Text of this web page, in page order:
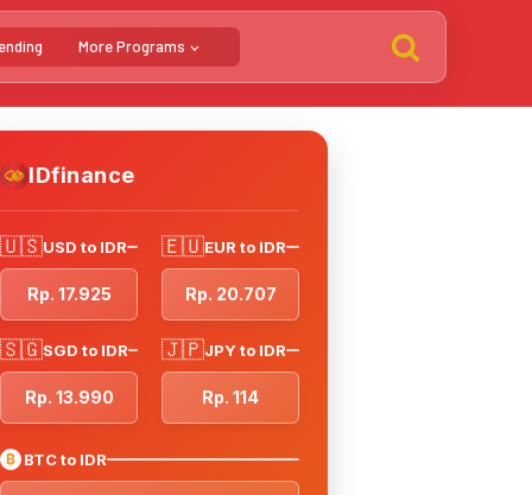
More Programs
IDfinance
🇺🇸USD to IDR
Rp. 17.925
🇪🇺EUR to IDR
Rp. 20.707
🇸🇬SGD to IDR
Rp. 13.990
🇯🇵JPY to IDR
Rp. 114
₿ BTC to IDR